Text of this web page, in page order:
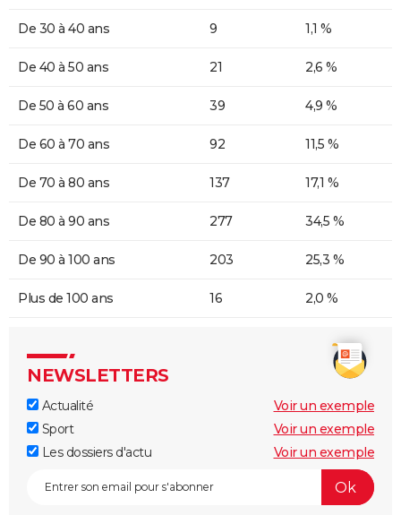
De 30 à 40 ans 9 1,1 %
De 40 à 50 ans 21 2,6 %
De 50 à 60 ans 39 4,9 %
De 60 à 70 ans 92 11,5 %
De 70 à 80 ans 137 17,1 %
De 80 à 90 ans 277 34,5 %
De 90 à 100 ans 203 25,3 %
Plus de 100 ans 16 2,0 %
NEWSLETTERS
Actualité
Voir un exemple
Sport
Voir un exemple
Les dossiers d'actu
Voir un exemple